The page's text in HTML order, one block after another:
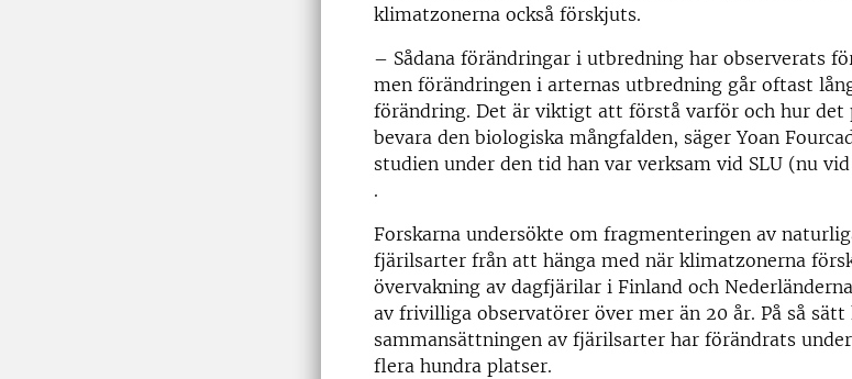
klimatzonerna också förskjuts.
– Sådana förändringar i utbredning har observerats
men förändringen i arternas utbredning går oftast
förändring. Det är viktigt att förstå varför och hur det
bevara den biologiska mångfalden, säger Yoan
studien under den tid han var verksam vid SLU (nu
.
Forskarna undersökte om fragmenteringen av
fjärilsarter från att hänga med när klimatzonerna
övervakning av dagfjärilar i Finland och
av frivilliga observatörer över mer än 20 år. På så
sammansättningen av fjärilsarter har förändrats
flera hundra platser.